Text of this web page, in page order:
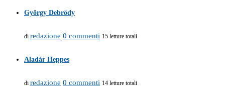
György Debrödy
di redazione 0 commenti 15 letture totali
Aladár Heppes
di redazione 0 commenti 14 letture totali